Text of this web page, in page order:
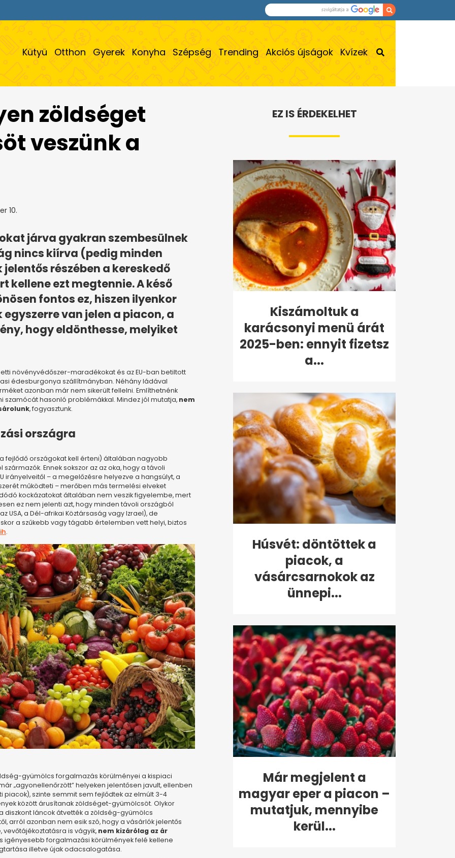
Kütyü Otthon Gyerek Konyha Szépség Trending Akciós újságok Kvízek
zöldséget
veszünk a
10.
járva gyakran szembesülnek
nincs kiírva (pedig minden
részében a kereskedő
kellene ezt megtennie. A késő
fontos ez, hiszen ilyenkor
van jelen a piacon, a
hogy eldönthesse, melyiket
növényvédőszer-maradékokat és az EU-ban betiltott
édesburgonya szállítmányban. Néhány ládával
azonban már nem sikerült fellelni. Említhetnénk
hasonló problémákkal. Mindez jól mutatja, nem
, fogyasztunk.
országra
fejlődő országokat kell érteni) általában nagyobb
Ennek sokszor az az oka, hogy a távoli
irányelveitől – a megelőzésre helyezve a hangsúlyt, a
működteti – merőben más termelési elveket
kockázatokat általában nem veszik figyelembe, mert
ez nem jelenti azt, hogy minden távoli országból
USA, a Dél-afrikai Köztársaság vagy Izrael), de
a szűkebb vagy tágabb értelemben vett helyi, biztos
.
gyümölcs forgalmazás körülményei a kispiaci
„agyonellenőrzött” helyeken jelentősen javult, ellenben
szinte semmit sem fejlődtek az elmúlt 3-4
között árusítanak zöldséget-gyümölcsöt. Olykor
diszkont láncok átvették a zöldség-gyümölcs
arról azonban nem esik szó, hogy a vásárlók jelentős
is vágyik, nem kizárólag az ár
igényesebb forgalmazási körülmények felé kellene
illetve újak odacsalogatása.
EZ IS ÉRDEKELHET
Kiszámoltuk a
karácsonyi menü árát
2025-ben: ennyit fizetsz
a...
Húsvét: döntöttek a
piacok, a
vásárcsarnokok az
ünnepi...
Már megjelent a
magyar eper a piacon –
mutatjuk, mennyibe
kerül...